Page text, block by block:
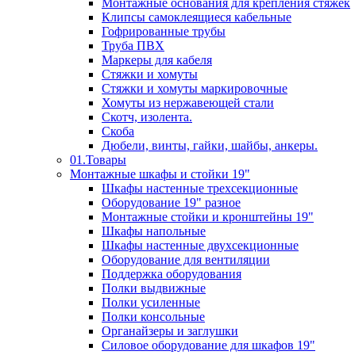
Монтажные основания для крепления стяжек
Клипсы самоклеящиеся кабельные
Гофрированные трубы
Труба ПВХ
Маркеры для кабеля
Стяжки и хомуты
Стяжки и хомуты маркировочные
Хомуты из нержавеющей стали
Скотч, изолента.
Скоба
Дюбели, винты, гайки, шайбы, анкеры.
01.Товары
Монтажные шкафы и стойки 19"
Шкафы настенные трехсекционные
Оборудование 19" разное
Монтажные стойки и кронштейны 19"
Шкафы напольные
Шкафы настенные двухсекционные
Оборудование для вентиляции
Поддержка оборудования
Полки выдвижные
Полки усиленные
Полки консольные
Органайзеры и заглушки
Силовое оборудование для шкафов 19"